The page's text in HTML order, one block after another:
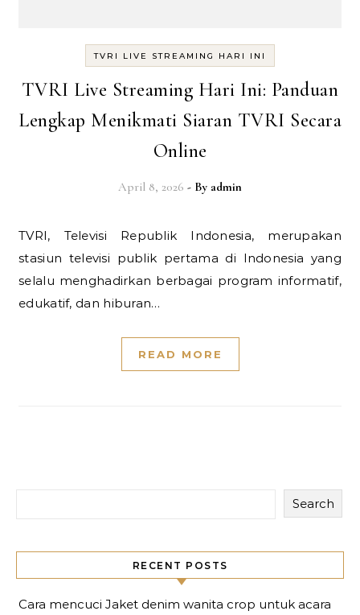
TVRI LIVE STREAMING HARI INI
TVRI Live Streaming Hari Ini: Panduan
Lengkap Menikmati Siaran TVRI Secara
Online
April 8, 2026 - By admin
TVRI, Televisi Republik Indonesia, merupakan
stasiun televisi publik pertama di Indonesia yang
selalu menghadirkan berbagai program informatif,
edukatif, dan hiburan…
READ MORE
Search
RECENT POSTS
Cara mencuci Jaket denim wanita crop untuk acara